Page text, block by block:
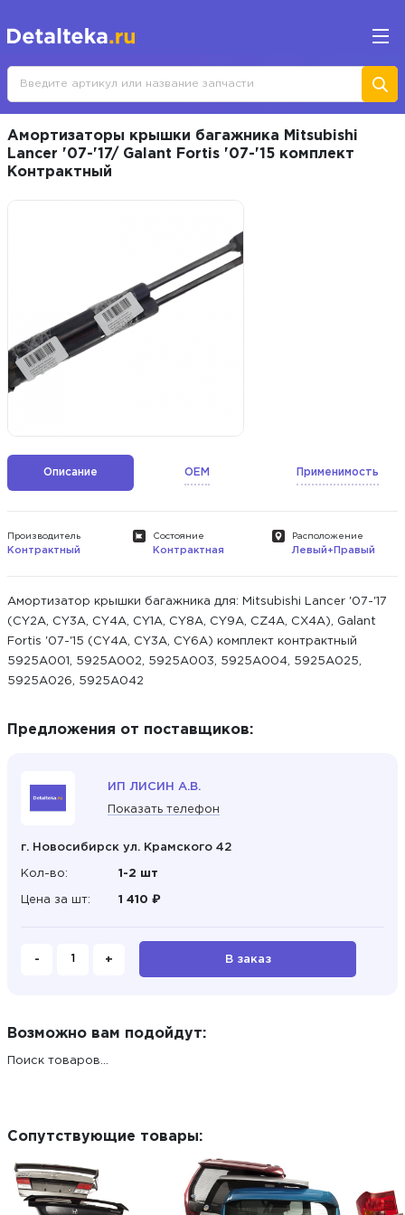
Амортизаторы крышки багажника Mitsubishi
Lancer '07-'17/ Galant Fortis '07-'15 комплект
Контрактный
Описание OEM Применимость
Производитель
Контрактный
Состояние
Контрактная
Расположение
Левый+Правый
Амортизатор крышки багажника для: Mitsubishi Lancer '07-'17
(CY2A, CY3A, CY4A, CY1A, CY8A, CY9A, CZ4A, CX4A), Galant
Fortis '07-'15 (CY4A, CY3A, CY6A) комплект контрактный
5925A001, 5925A002, 5925A003, 5925A004, 5925A025,
5925A026, 5925A042
Предложения от поставщиков:
ИП ЛИСИН А.В.
Показать телефон
г. Новосибирск ул. Крамского 42
Кол-во: 1-2 шт
Цена за шт: 1 410 ₽
- + В заказ
Возможно вам подойдут:
Поиск товаров...
Сопутствующие товары: